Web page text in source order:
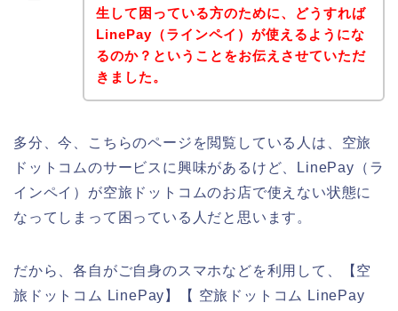
生して困っている方のために、どうすれば
LinePay（ラインペイ）が使えるようにな
るのか？ということをお伝えさせていただ
きました。
多分、今、こちらのページを閲覧している人は、空旅
ドットコムのサービスに興味があるけど、LinePay（ラ
インペイ）が空旅ドットコムのお店で使えない状態に
なってしまって困っている人だと思います。
だから、各自がご自身のスマホなどを利用して、【空
旅ドットコム LinePay】【 空旅ドットコム LinePay